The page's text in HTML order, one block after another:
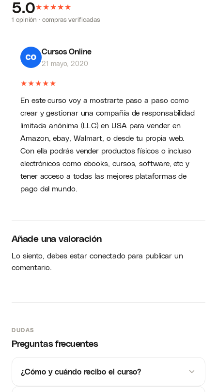
haber ahorrado si al empezar, hubiera
dispuesto de un curso como el que acabo de
creas un negocio sólido y de futuro”.
5.0★★★★★
1 opinión · compras verificadas
Cursos Online
21 mayo, 2020
★★★★★
En este curso voy a mostrarte paso a paso como
crear y gestionar una compañía de responsabilidad
limitada anónima (LLC) en USA para vender en
Amazon, ebay, Walmart, o desde tu propia web.
Con ella podrás vender productos físicos o incluso
electrónicos como ebooks, cursos, software, etc y
tener acceso a todas las mejores plataformas de
pago del mundo.
Añade una valoración
Lo siento, debes estarconectadopara publicar un
comentario.
DUDAS
Preguntas frecuentes
¿Cómo y cuándo recibo el curso?